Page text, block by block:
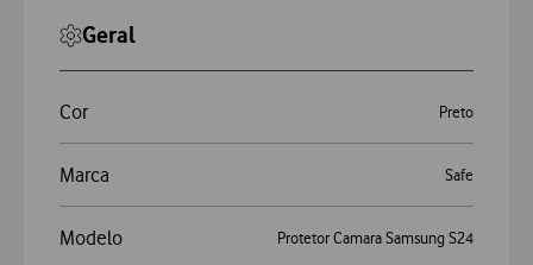
Geral
Cor Preto
Marca Safe
Modelo Protetor Camara Samsung S24